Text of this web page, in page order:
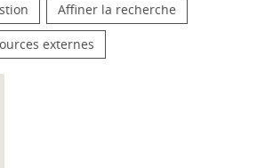
Affiner la recherche
externes